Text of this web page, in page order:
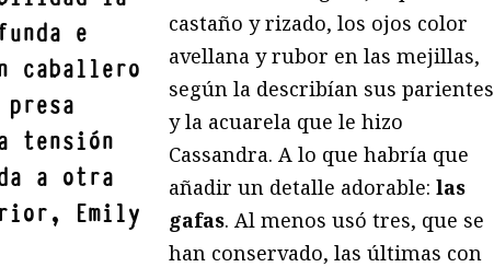
e
caballero
tensión
a otra
Emily
castaño y rizado, los ojos color
avellana y rubor en las mejillas,
según la describían sus parientes
y la acuarela que le hizo
Cassandra. A lo que habría que
añadir un detalle adorable:las
gafas. Al menos usó tres, que se
han conservado, las últimas con